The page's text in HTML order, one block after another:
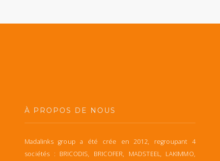
À PROPOS DE NOUS
Madalinks group a été crée en 2012, regroupant 4
sociétés : BRICODIS, BRICOFER, MADSTEEL, LAKIMMO,